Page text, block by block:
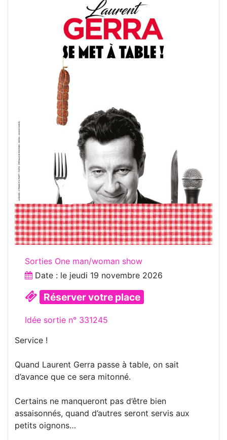
Sorties One man/woman show
Date : le jeudi 19 novembre 2026
Réserver votre place
Idée sortie n° 331245
Service !
Quand Laurent Gerra passe à table, on sait
d’avance que ce sera mitonné.
Certains ne manqueront pas d’être bien
assaisonnés, quand d’autres seront servis aux
petits oignons…